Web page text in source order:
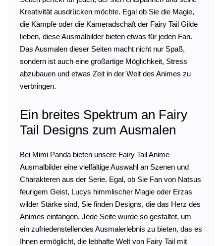
Kreativität ausdrücken möchte. Egal ob Sie die Magie,
die Kämpfe oder die Kameradschaft der Fairy Tail Gilde
lieben, diese Ausmalbilder bieten etwas für jeden Fan.
Das Ausmalen dieser Seiten macht nicht nur Spaß,
sondern ist auch eine großartige Möglichkeit, Stress
abzubauen und etwas Zeit in der Welt des Animes zu
verbringen.
Ein breites Spektrum an Fairy
Tail Designs zum Ausmalen
Bei Mimi Panda bieten unsere Fairy Tail Anime
Ausmalbilder eine vielfältige Auswahl an Szenen und
Charakteren aus der Serie. Egal, ob Sie Fan von Natsus
feurigem Geist, Lucys himmlischer Magie oder Erzas
wilder Stärke sind, Sie finden Designs, die das Herz des
Animes einfangen. Jede Seite wurde so gestaltet, um
ein zufriedenstellendes Ausmalerlebnis zu bieten, das es
Ihnen ermöglicht, die lebhafte Welt von Fairy Tail mit